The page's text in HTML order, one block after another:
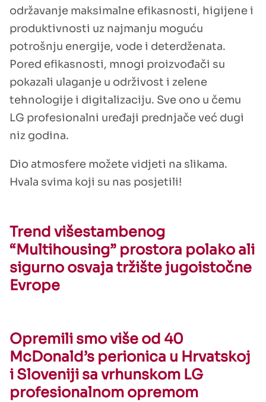
održavanje maksimalne efikasnosti, higijene i
produktivnosti uz najmanju moguću
potrošnju energije, vode i deterdženata.
Pored efikasnosti, mnogi proizvođači su
pokazali ulaganje u održivost i zelene
tehnologije i digitalizaciju. Sve ono u čemu
LG profesionalni uređaji prednjače već dugi
niz godina.
Dio atmosfere možete vidjeti na slikama.
Hvala svima koji su nas posjetili!
Trend višestambenog
“Multihousing” prostora polako ali
sigurno osvaja tržište jugoistočne
Evrope
Opremili smo više od 40
McDonald’s perionica u Hrvatskoj
i Sloveniji sa vrhunskom LG
profesionalnom opremom